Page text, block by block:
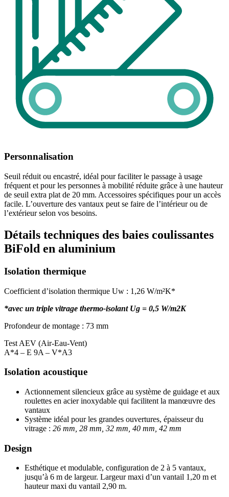
Personnalisation
Seuil réduit ou encastré, idéal pour faciliter le passage à usage
fréquent et pour les personnes à mobilité réduite grâce à une hauteur
de seuil extra plat de 20 mm. Accessoires spécifiques pour un accès
facile. L’ouverture des vantaux peut se faire de l’intérieur ou de
l’extérieur selon vos besoins.
Détails techniques des baies coulissantes
BiFold en aluminium
Isolation thermique
Coefficient d’isolation thermique Uw : 1,26 W/m²K*
*avec un triple vitrage thermo-isolant Ug = 0,5 W/m2K
Profondeur de montage : 73 mm
Test AEV (Air-Eau-Vent)
A*4 – E 9A – V*A3
Isolation acoustique
Actionnement silencieux grâce au système de guidage et aux
roulettes en acier inoxydable qui facilitent la manœuvre des
vantaux
Système idéal pour les grandes ouvertures, épaisseur du
vitrage : 26 mm, 28 mm, 32 mm, 40 mm, 42 mm
Design
Esthétique et modulable, configuration de 2 à 5 vantaux,
jusqu’à 6 m de largeur. Largeur maxi d’un vantail 1,20 m et
hauteur maxi du vantail 2,90 m.